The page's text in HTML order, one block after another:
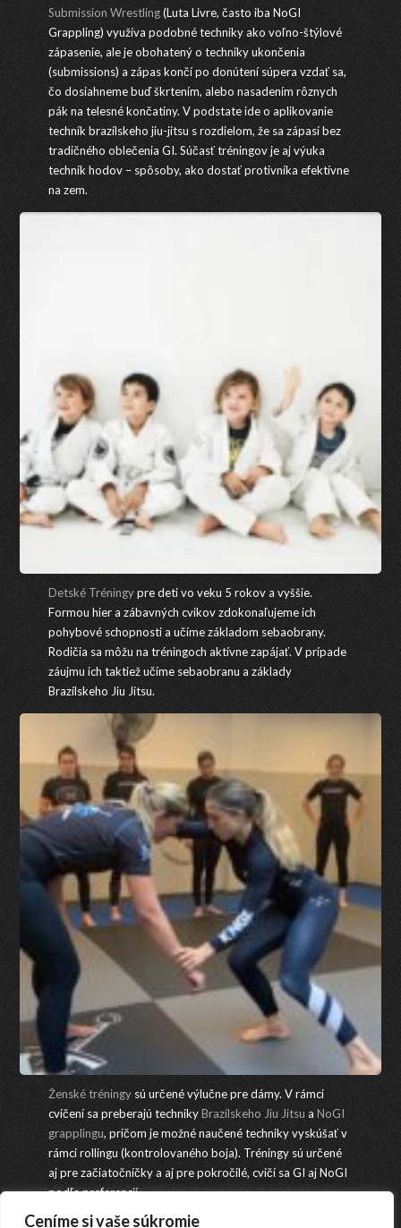
Ceníme si vaše súkromie
Submission Wrestling(Luta Livre, často iba NoGI
Grappling) využíva podobné techniky ako voľno-štýlové
zápasenie, ale je obohatený o techniky ukončenia
(submissions) a zápas končí po donútení súpera vzdať sa,
čo dosiahneme buď škrtením, alebo nasadením rôznych
pák na telesné končatiny. V podstate ide o aplikovanie
techník brazílskeho jiu-jitsu s rozdielom, že sa zápasí bez
tradičného oblečenia GI. Súčasť tréningov je aj výuka
techník hodov – spôsoby, ako dostať protivníka efektívne
na zem.
Detské Tréningypre deti vo veku 5 rokov a vyššie.
Formou hier a zábavných cvikov zdokonaľujeme ich
pohybové schopnosti a učíme základom sebaobrany.
Rodičia sa môžu na tréningoch aktívne zapájať. V prípade
záujmu ich taktiež učíme sebaobranu a základy
Brazílskeho Jiu Jitsu.
Ženské tréningy sú určené výlučne pre dámy. V rámci
cvičení sa preberajú technikyBrazílskeho Jiu Jitsu aNoGI
grapplingu, pričom je možné naučené techniky vyskúšať v
rámci rollingu (kontrolovaného boja). Tréningy sú určené
aj pre začiatočníčky a aj pre pokročilé, cvičí sa GI aj NoGI
podľa preferencií.